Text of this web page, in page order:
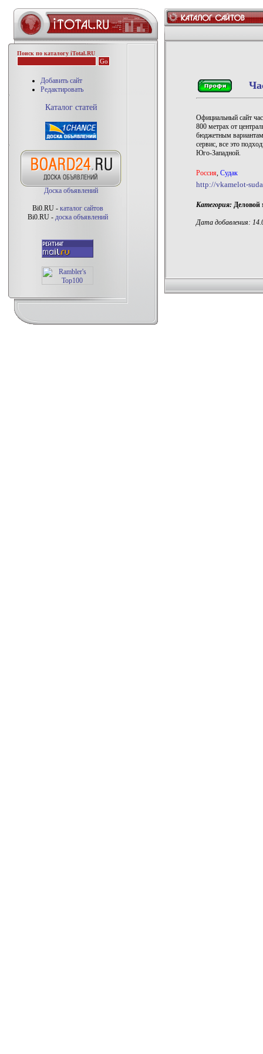
Поиск по каталогу iTotal.RU
Добавить сайт
Редактировать
Каталог статей
Доска объявлений
Bi0.RU - каталог сайтов
Bi0.RU - доска объявлений
Официальный сайт
800 метрах от
бюджетным
сервис, все это
Юго-Западной.
Россия, Судак
http://vkamelot-
Категория: Деловой
Дата добавления: